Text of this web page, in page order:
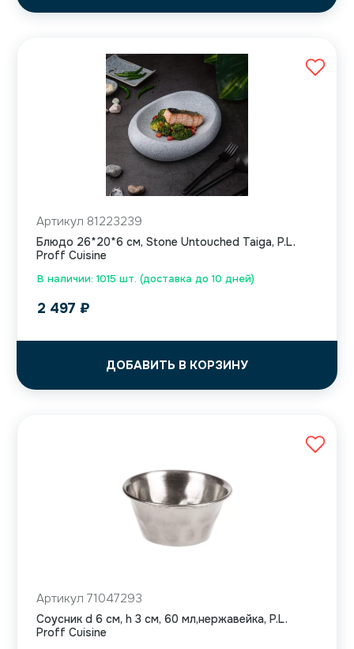
В наличии: 1015 шт. (доставка до 10 дней)
Артикул 81223239
Блюдо 26*20*6 см, Stone Untouched Taiga, P.L.
Proff Cuisine
2 497 ₽
ДОБАВИТЬ В КОРЗИНУ
Артикул 71047293
Соусник d 6 см, h 3 см, 60 мл,нержавейка, P.L.
Proff Cuisine